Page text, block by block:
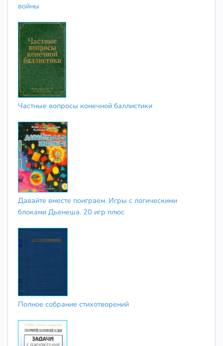
войны
Частные вопросы конечной баллистики
Давайте вместе поиграем. Игры с логическими
блоками Дьенеша. 20 игр плюс
Полное собрание стихотворений